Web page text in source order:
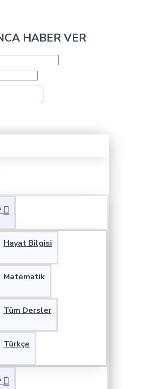
HABER VER
Hayat Bilgisi
Matematik
Tüm Dersler
Türkçe